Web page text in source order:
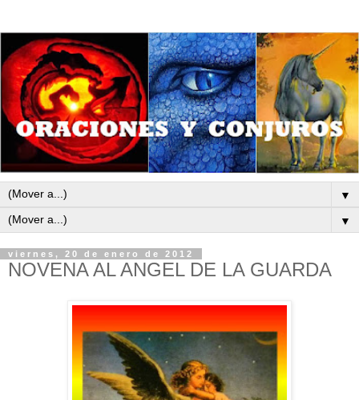
▼
▼
viernes, 20 de enero de 2012
NOVENA AL ANGEL DE LA GUARDA